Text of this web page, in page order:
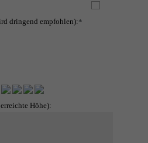
dringend empfohlen):*
Höhe):